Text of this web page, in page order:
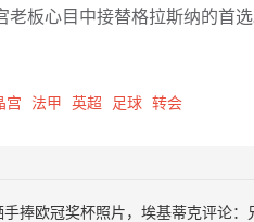
老板心目中接替格拉斯纳的首
宫 法甲 英超 足球 转会
手捧欧冠奖杯照片，埃基蒂克评论：